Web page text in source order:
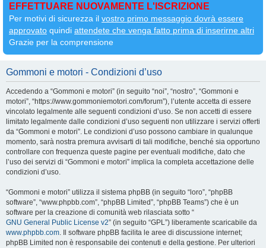
EFFETTUARE NUOVAMENTE L'ISCRIZIONE
Per motivi di sicurezza il vostro primo messaggio dovrà essere
approvato quindi attendete che venga fatto prima di inserirne altri
Grazie per la comprensione
Gommoni e motori - Condizioni d’uso
Accedendo a “Gommoni e motori” (in seguito “noi”, “nostro”, “Gommoni e
motori”, “https://www.gommoniemotori.com/forum”), l’utente accetta di essere
vincolato legalmente alle seguenti condizioni d’uso. Se non accetti di essere
limitato legalmente dalle condizioni d’uso seguenti non utilizzare i servizi offerti
da “Gommoni e motori”. Le condizioni d’uso possono cambiare in qualunque
momento, sarà nostra premura avvisarti di tali modifiche, benché sia opportuno
controllare con frequenza queste pagine per eventuali modifiche, dato che
l’uso dei servizi di “Gommoni e motori” implica la completa accettazione delle
condizioni d’uso.
“Gommoni e motori” utilizza il sistema phpBB (in seguito “loro”, “phpBB
software”, “www.phpbb.com”, “phpBB Limited”, “phpBB Teams”) che è un
software per la creazione di comunità web rilasciata sotto “
GNU General Public License v2” (in seguito “GPL”) liberamente scaricabile da
www.phpbb.com. Il software phpBB facilita le aree di discussione internet;
phpBB Limited non è responsabile dei contenuti e della gestione. Per ulteriori